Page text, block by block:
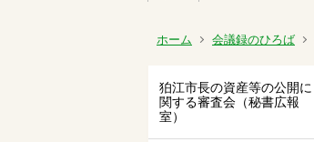
ホーム 会議録のひろば
狛江市長の資産等の公開に
関する審査会（秘書広報
室）